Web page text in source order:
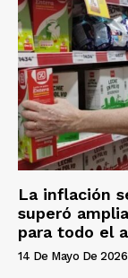
La inflación
superó
para todo el
14 De Mayo De 2026